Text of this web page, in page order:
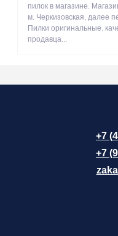
пилок в магазине.
м. Черкизовская, далее
Пилки оригинальные.
продавца...
+7
+7